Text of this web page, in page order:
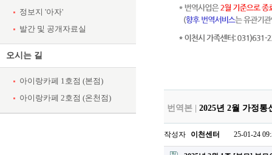
정보지 '아자'
발간 및 공개자료실
오시는 길
아이랑카페 1호점 (본점)
아이랑카페 2호점 (온천점)
번역본 | 2025년 2월 가정통
작성자 이천센터 25-01-24